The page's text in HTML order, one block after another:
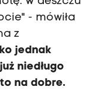
- mówiła
z
jednak
niedługo
na dobre.